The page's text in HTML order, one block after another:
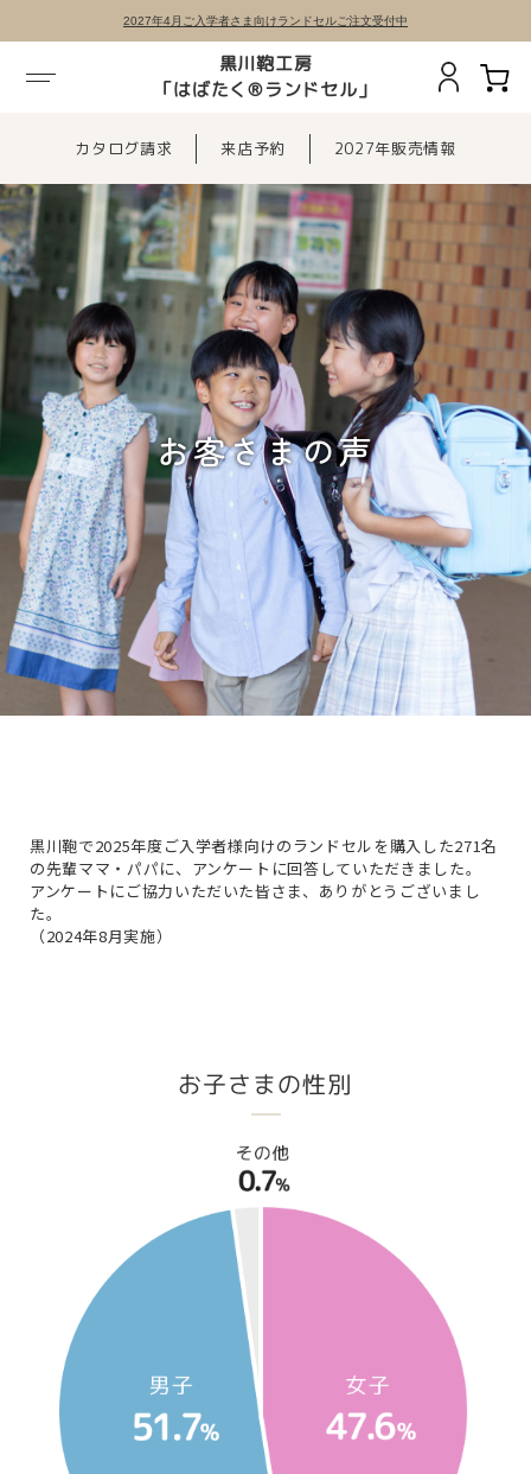
2027年4月ご入学者さま向けランドセルご注文受付中
黒川鞄工房
「はばたく®ランドセル」
カタログ請求 来店予約 2027年販売情報
お客さまの声
黒川鞄で2025年度ご入学者様向けのランドセルを購入した271名
の先輩ママ・パパに、アンケートに回答していただきました。
アンケートにご協力いただいた皆さま、ありがとうございまし
た。
（2024年8月実施）
お子さまの性別